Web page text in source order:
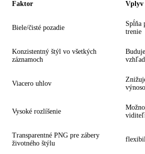
Faktor Vplyv
Biele/čisté pozadie
Spĺňa
trenie
Konzistentný štýl vo všetkých
záznamoch
vzhľad
Viacero uhlov
Vysoké rozlíšenie
Transparentné PNG pre zábery
životného štýlu